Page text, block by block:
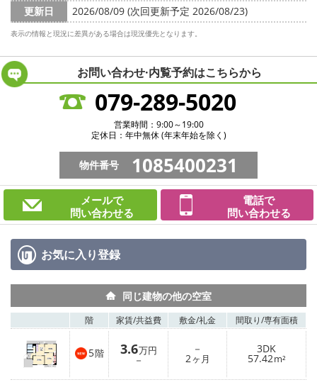
更新日
2026/08/09 (次回更新予定 2026/08/23)
表示の情報と現況に差異がある場合は現況優先となります。
お問い合わせ·内覧予約はこちらから
079-289-5020
営業時間：9:00～19:00
定休日：年中無休 (年末年始を除く)
物件番号 1085400231
メールで
問い合わせる
電話で
問い合わせる
お気に入り登録
同じ建物の他の空室
階 家賃/共益費 敷金/礼金 間取り/専有面積
5階 3.6万円
－
－
2ヶ月
3DK
57.42m²